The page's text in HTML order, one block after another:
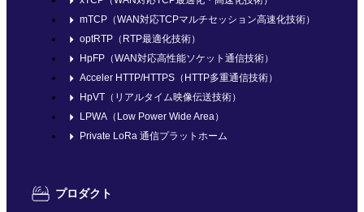
mTCP（WAN対応TCPマルチセッション高速化技術）
optRTP（RTP最適化技術）
HpFP（WAN対応高性能ソケット通信技術）
Acceler HTTP/HTTPS（HTTP多重通信技術）
HpVT（リアルタイム映像伝送技術）
LPWA（Low Power Wide Area）
Private LoRa 通信プラットホーム
プロダクト